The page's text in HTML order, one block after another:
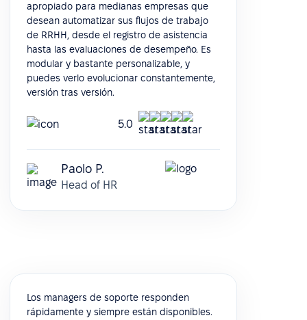
apropiado para medianas empresas que
desean automatizar sus flujos de trabajo
de RRHH, desde el registro de asistencia
hasta las evaluaciones de desempeño. Es
modular y bastante personalizable, y
puedes verlo evolucionar constantemente,
versión tras versión.
5.0
Paolo P.
Head of HR
Los managers de soporte responden
rápidamente y siempre están disponibles.